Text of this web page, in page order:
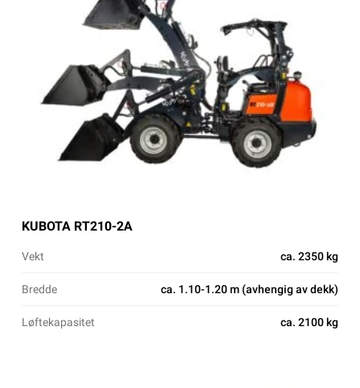
KUBOTA RT210-2A
Vekt ca. 2350 kg
Bredde ca. 1.10-1.20 m (avhengig av dekk)
Løftekapasitet ca. 2100 kg